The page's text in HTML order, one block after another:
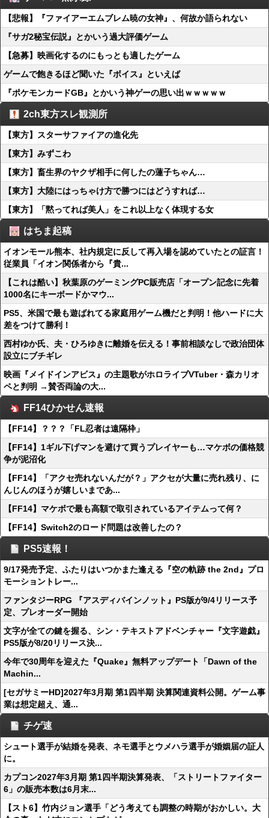
【悲報】『ファイアーエムブレム暁の女神』、何故か語られない
『サガ2秘宝伝説』とかいう過大評価ゲーム
【急募】映画化するのにもっとも適したゲーム
ゲームで飽きるほど聞いた『ボイス』といえば
『ポケモンカードGB』とかいう神ゲーの思い出ｗｗｗｗｗ
2ch東方スレ観測所
【東方】スターサファイアの進化先
【東方】みずこわ
【東方】畜生界のヤクザ相手に何したの蓮子ちゃん…
【東方】大陸にはっちゃけ方で勝つにはどうすれば…
【東方】「黙ってれば美人」をこれ以上なく体現する女
はちま起稿
イオンモール熊本、社内規定に反して再入場を認めていたとの証言！
従業員「イオン関係者から『貴...
【これは酷い】秋葉原のゲーミングPC販売店「オープン記念に先着
1000名にキーボードかマウ...
PS5、米国で最も遊ばれてる家庭用ゲーム機だと判明！他ハードに大
差をつけて勝利！
西村ゆか氏、夫・ひろゆきに離婚を伝える！事前相談なしで政治団体
設立にブチギレ
映画『メイドインアビス』の主題歌がホロライブVTuber・森カリオ
ペと判明 →賛否両論の大...
FF14ひかせん速報
【FF14】？？？「FL忍者は遠隔枠」
【FF14】1ギル下げマンを避けて買うプレイヤーも…マケボの価格競
争が泥沼化
【FF14】「アクセ売れないんだが？」アクセが大量に売れ残り、に
んじんのほうが嬉しいまであ...
【FF14】マケボで最も高額で取引されているアイテムって何？
【FF14】Switch2のロード問題は改善したの？
PS5速報！
9/17発売予定、ふたりはいつかまた逢える『空の軌跡 the 2nd』プロ
モーショントレー...
ファンタジーRPG 『アスディバインノット』PS版が9/4リリース予
定、プレオーダー開始
文字が全ての鍵を握る、シン・テキストアドベンチャー『文字遊戯』
PS5版が8/20リリース決...
今年で30周年を迎えた『Quake』無料アップデート「Dawn of the
Machin...
[セガサミーHD]2027年3月期 第1四半期 決算関連資料公開。ゲーム事
業は想定超え、通...
チゲ速
シュート選手が結婚を発表、ネモ選手とウメハラ選手が婚姻届の証人
に。
カプコン2027年3月期 第1四半期決算発表、「ストリートファイター
6」の販売本数は6月末...
【スト6】竹内ジョン選手「どう考えても調整の時期がおかしい。大